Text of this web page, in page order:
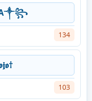
134
103